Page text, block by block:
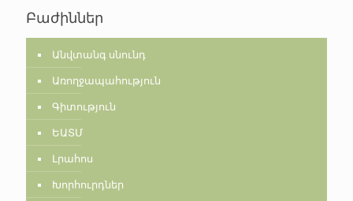
Բաժիններ
Անվտանգ սնունդ
Առողջապահություն
Գիտություն
ԵԱՏՄ
Լրահոս
Խորհուրդներ